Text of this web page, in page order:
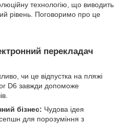
технологію, що виводить
рівень. Поговоримо про це
перекладач
чи це відпустка на пляжі
D6 завжди допоможе
бізнес: Чудова ідея
для порозуміння з